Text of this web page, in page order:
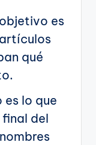
es
qué
es lo que
del